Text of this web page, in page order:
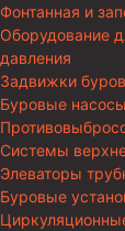
Фонтанная и
Оборудование
давления
Задвижки
Буровые насосы
Системы
Элеваторы
Буровые